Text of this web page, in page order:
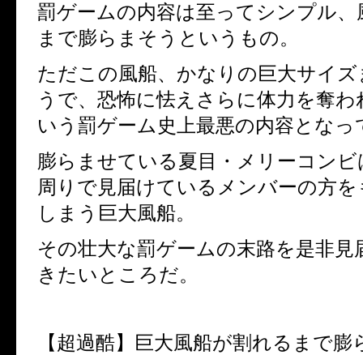
罰ゲームの内容は至ってシンプル、
まで膨らまそうというもの。
ただこの風船、かなりの巨大サイ
うで、恐怖に怯えさらに体力を奪
いう罰ゲーム史上最悪の内容となっ
膨らませている夏目・メリーコン
周りで見届けているメンバーの方
しまう巨大風船。
その壮大な罰ゲームの末路を是非見
きたいところだ。
【超過酷】巨大風船が割れるまで